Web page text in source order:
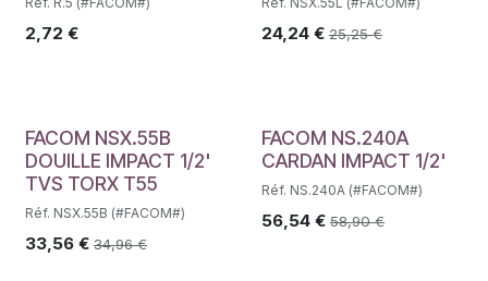
2,72 € 24,24€ 25,25€
FACOM NSX.55B
DOUILLE IMPACT 1/2'
TVS TORX T55
Réf. NSX.55B (#FACOM#)
33,56 € 34,96€
FACOM NS.240A
CARDAN IMPACT 1/2'
Réf. NS.240A (#FACOM#)
56,54€ 58,90€